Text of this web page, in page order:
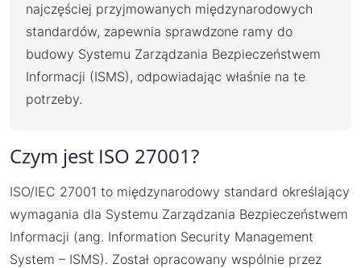
najczęściej przyjmowanych międzynarodowych
standardów, zapewnia sprawdzone ramy do
budowy Systemu Zarządzania Bezpieczeństwem
Informacji (ISMS), odpowiadając właśnie na te
potrzeby.
Czym jest ISO 27001?
ISO/IEC 27001 to międzynarodowy standard określający
wymagania dla Systemu Zarządzania Bezpieczeństwem
Informacji (ang. Information Security Management
System – ISMS). Został opracowany wspólnie przez